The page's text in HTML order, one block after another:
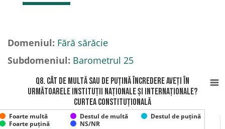
Domeniul: Fără sărăcie
Subdomeniul: Barometrul 25
Q8. Cât de multă sau de puțină încredere aveți în
următoarele instituții naționale și internaționale?
Curtea Constituțională
Foarte multă Destul de multă
Destul de puțină
Foarte puțină
NS/NR